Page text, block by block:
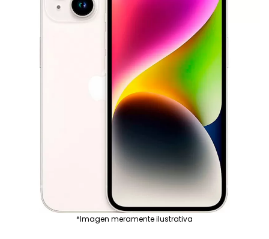
*Imagen meramente ilustrativa